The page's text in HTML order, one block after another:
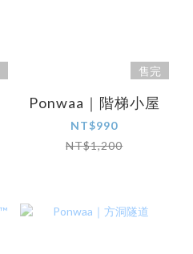
售完
Ponwaa｜階梯小屋
NT$990
NT$1,200